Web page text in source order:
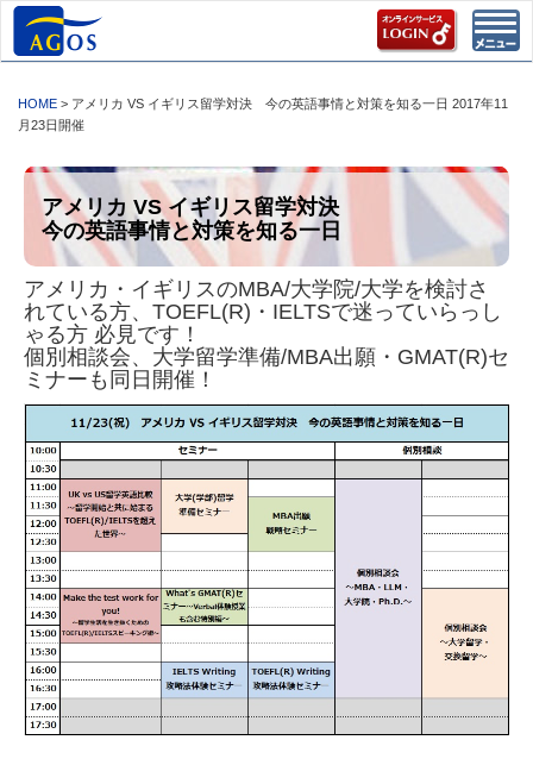
HOME > アメリカ VS イギリス留学対決 今の英語事情と対策を知る一日 2017年11
月23日開催
アメリカ VS イギリス留学対決
今の英語事情と対策を知る一日
アメリカ・イギリスのMBA/大学院/大学を検討さ
れている方、TOEFL(R)・IELTSで迷っていらっし
ゃる方 必見です！
個別相談会、大学留学準備/MBA出願・GMAT(R)セ
ミナーも同日開催！